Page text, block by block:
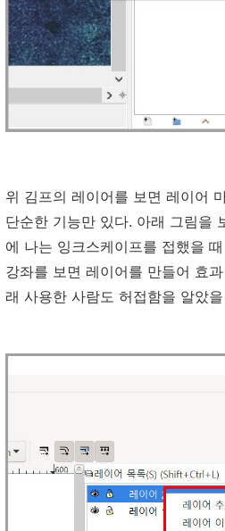
위 김프의 레이어를 보면 레이어
단순한 기능만 있다. 아래 그림을
에 나는 잉크스케이프를 접했을
강좌를 보면 레이어를 만들어 효
래 사용한 사람도 허접함을 알았